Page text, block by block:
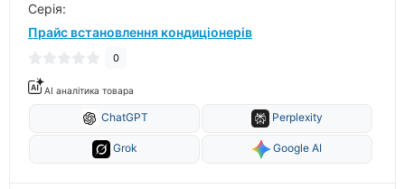
Серiя:
Прайс встановлення кондиціонерів
0
AI аналітика товара
ChatGPT Perplexity
Grok Google AI